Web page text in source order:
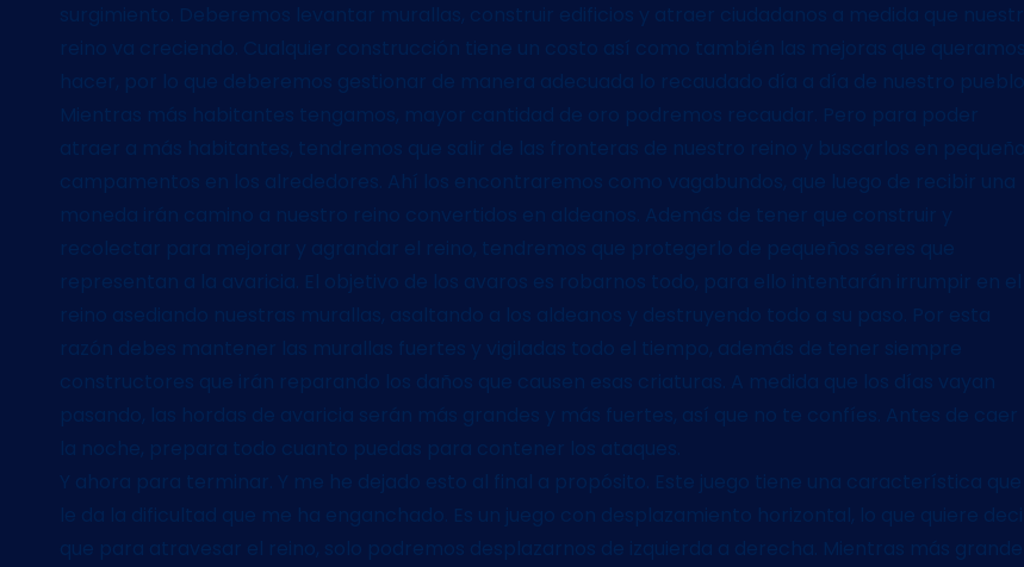
surgimiento. Deberemos levantar murallas, construir edificios y atraer ciudadanos a medida que nuestro
reino va creciendo. Cualquier construcción tiene un costo así como también las mejoras que queramos
hacer, por lo que deberemos gestionar de manera adecuada lo recaudado día a día de nuestro pueblo.
Mientras más habitantes tengamos, mayor cantidad de oro podremos recaudar. Pero para poder
atraer a más habitantes, tendremos que salir de las fronteras de nuestro reino y buscarlos en pequeños
campamentos en los alrededores. Ahí los encontraremos como vagabundos, que luego de recibir una
moneda irán camino a nuestro reino convertidos en aldeanos. Además de tener que construir y
recolectar para mejorar y agrandar el reino, tendremos que protegerlo de pequeños seres que
representan a la avaricia. El objetivo de los avaros es robarnos todo, para ello intentarán irrumpir en el
reino asediando nuestras murallas, asaltando a los aldeanos y destruyendo todo a su paso. Por esta
razón debes mantener las murallas fuertes y vigiladas todo el tiempo, además de tener siempre
constructores que irán reparando los daños que causen esas criaturas. A medida que los días vayan
pasando, las hordas de avaricia serán más grandes y más fuertes, así que no te confíes. Antes de caer
la noche, prepara todo cuanto puedas para contener los ataques.
Y ahora para terminar. Y me he dejado esto al final a propósito. Este juego tiene una característica que
le da la dificultad que me ha enganchado. Es un juego con desplazamiento horizontal, lo que quiere decir
que para atravesar el reino, solo podremos desplazarnos de izquierda a derecha. Mientras más grande